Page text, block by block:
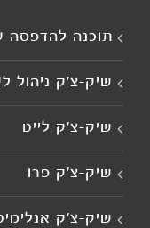
תוכנה להדפסה
שיק-צ'ק ניהול
שיק-צ’ק לייט
שיק-צ’ק פרו
שיק-צ’ק